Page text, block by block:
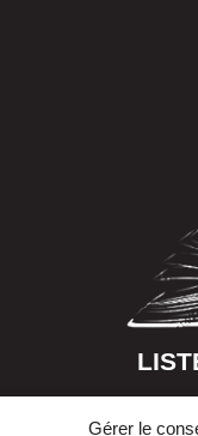
Gérer le